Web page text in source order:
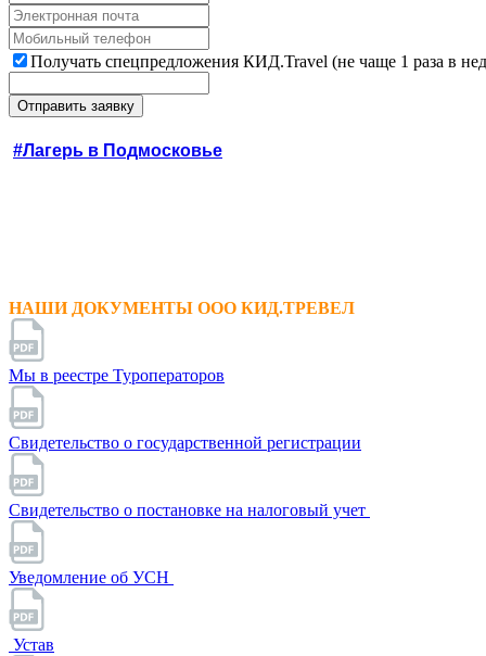
Получать спецпредложения КИД.Travel (не чаще 1 раза в
#Лагерь в Подмосковье
НАШИ ДОКУМЕНТЫ ООО КИД.ТРЕВЕЛ
Мы в реестре Туроператоров
Свидетельство о государственной регистрации
Свидетельство о постановке на налоговый учет
Уведомление об УСН
Устав